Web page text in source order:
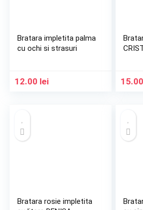
Bratara impletita palma
cu ochi si strasuri
12.00 lei 15.00
Bratara rosie impletita